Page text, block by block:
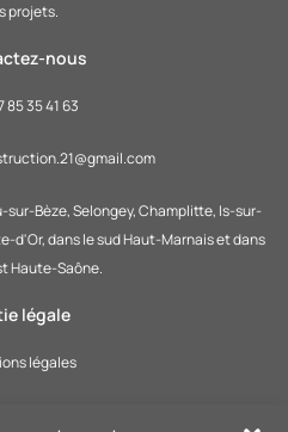
projets.
nous
85 35 41 63
Bèze, Selongey, Champlitte, Is-sur-
d'Or, dans le sud Haut-Marnais et dans
Haute-Saône.
légale
légales